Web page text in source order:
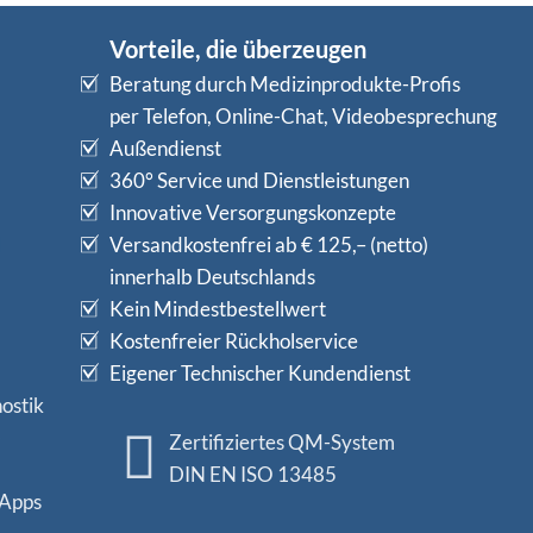
Vorteile, die überzeugen
Beratung durch Medizinprodukte-Profis
per Telefon, Online-Chat, Videobesprechung
Außendienst
360° Service und Dienstleistungen
Innovative Versorgungskonzepte
Versandkostenfrei ab € 125,– (netto)
innerhalb Deutschlands
Kein Mindestbestellwert
Kostenfreier Rückholservice
Eigener Technischer Kundendienst
Zertifiziertes QM-System
DIN EN ISO 13485